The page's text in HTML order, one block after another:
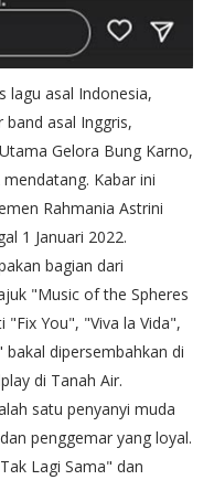
lagu asal Indonesia,
band asal Inggris,
Gelora Bung Karno,
Kabar ini
Rahmania Astrini
1 Januari 2022.
bagian dari
"Music of the Spheres
You", "Viva la Vida",
dipersembahkan di
di Tanah Air.
satu penyanyi muda
penggemar yang loyal.
Lagi Sama" dan